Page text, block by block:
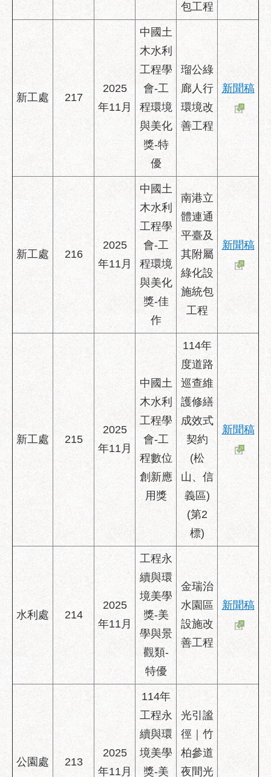
包工程
新工處 217
2025
年11月
中國土
木水利
工程學
會-工
程環境
與美化
獎-特
優
瑠公綠
廊人行
環境改
善工程
新聞稿
新工處 216
2025
年11月
中國土
木水利
工程學
會-工
程環境
與美化
獎-佳
作
南港立
體連通
平臺及
其附屬
綠化設
施統包
工程
新聞稿
新工處 215
2025
年11月
中國土
木水利
工程學
會-工
程數位
創新應
用獎
114年
度道路
巡查維
護修繕
成效式
契約
(松
山、信
義區)
(第2
標)
新聞稿
水利處 214
2025
年11月
工程永
續與環
境美學
獎-美
學與景
觀類-
特優
金瑞治
水園區
設施改
善工程
新聞稿
公園處 213
2025
年11月
114年
工程永
續與環
境美學
獎-美
光引謐
徑｜竹
柏參道
夜間光